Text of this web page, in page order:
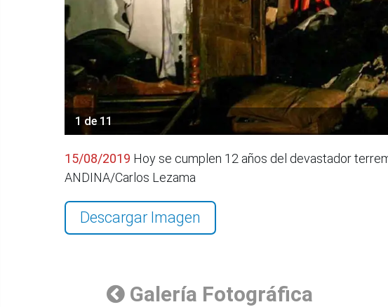
1 de 11
15/08/2019 Hoy se cumplen 12 años del devastador
ANDINA/Carlos Lezama
Descargar Imagen
Galería Fotográfica